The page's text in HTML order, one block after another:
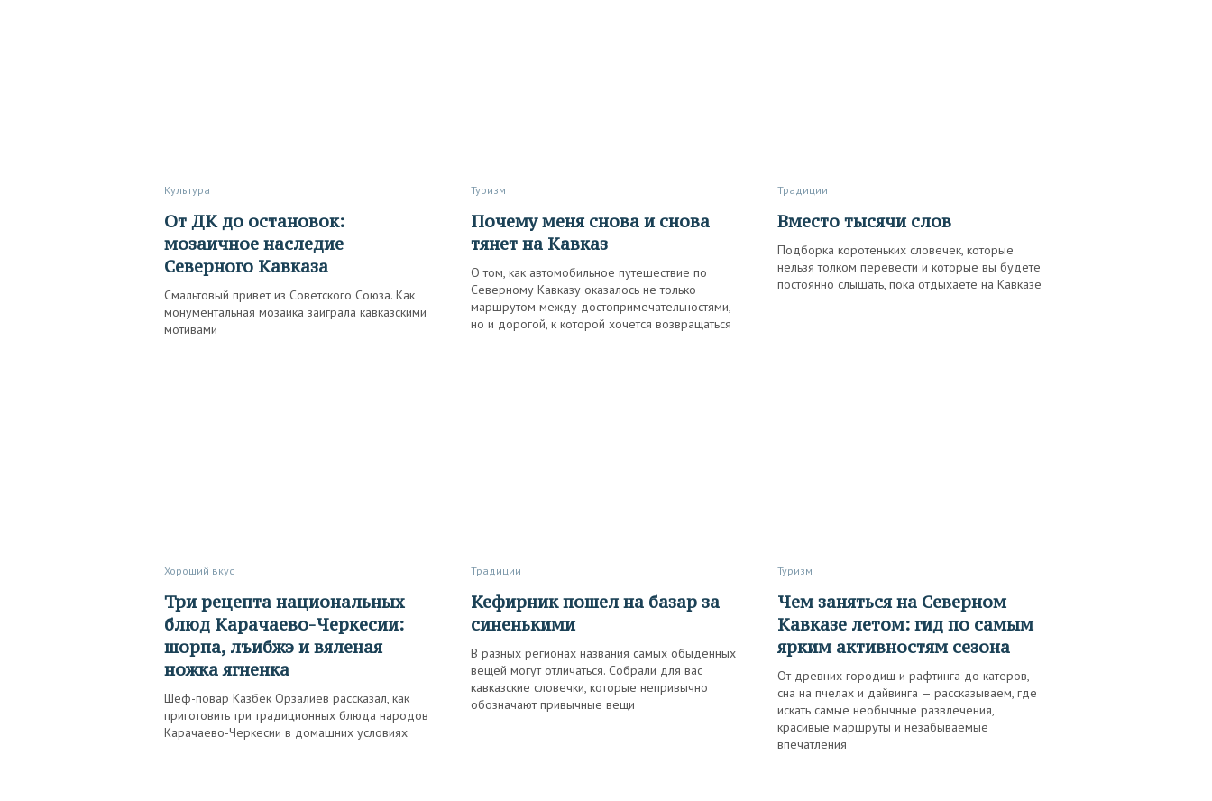
Культура
От ДК до остановок:
мозаичное наследие
Северного Кавказа
Смальтовый привет из Советского Союза. Как
монументальная мозаика заиграла кавказскими
мотивами
Туризм
Почему меня снова и снова
тянет на Кавказ
О том, как автомобильное путешествие по
Северному Кавказу оказалось не только
маршрутом между достопримечательностями,
но и дорогой, к которой хочется возвращаться
Традиции
Вместо тысячи слов
Подборка коротеньких словечек, которые
нельзя толком перевести и которые вы будете
постоянно слышать, пока отдыхаете на Кавказе
Хороший вкус
Три рецепта национальных
блюд Карачаево-Черкесии:
шорпа, лъибжэ и вяленая
ножка ягненка
Шеф-повар Казбек Орзалиев рассказал, как
приготовить три традиционных блюда народов
Карачаево-Черкесии в домашних условиях
Традиции
Кефирник пошел на базар за
синенькими
В разных регионах названия самых обыденных
вещей могут отличаться. Собрали для вас
кавказские словечки, которые непривычно
обозначают привычные вещи
Туризм
Чем заняться на Северном
Кавказе летом: гид по самым
ярким активностям сезона
От древних городищ и рафтинга до катеров,
сна на пчелах и дайвинга — рассказываем, где
искать самые необычные развлечения,
красивые маршруты и незабываемые
впечатления